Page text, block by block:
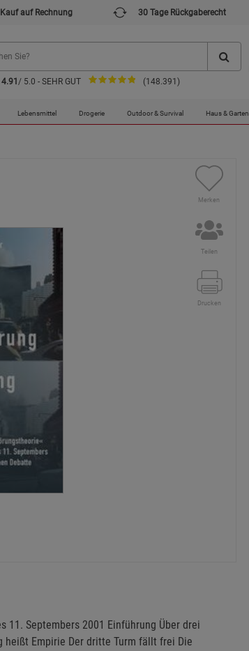
Kauf auf Rechnung 30 Tage Rückgaberecht
4.91 / 5.0 - SEHR GUT (148.391)
Lebensmittel Drogerie Outdoor & Survival Haus & Garten
Merken
Teilen
Drucken
Septembers 2001 Einführung Über drei
heißt Empirie Der dritte Turm fällt frei Die